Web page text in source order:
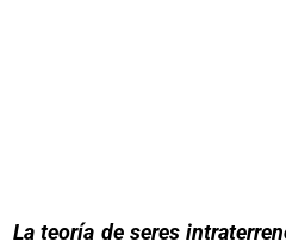
La teoría de seres